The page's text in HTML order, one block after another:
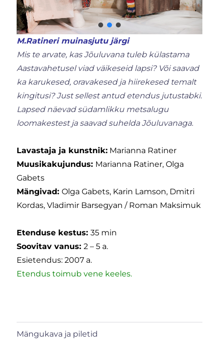
M.Ratineri muinasjutu järgi
Mis te arvate, kas Jõuluvana tuleb külastama
Aastavahetusel viad väikeseid lapsi? Või saavad
ka karukesed, oravakesed ja hiirekesed temalt
kingitusi? Just sellest antud etendus jutustabki.
Lapsed näevad südamlikku metsalugu
loomakestest ja saavad suhelda Jõuluvanaga.
Lavastaja ja kunstnik: Marianna Ratiner
Muusikakujundus: Marianna Ratiner, Olga
Gabets
Mängivad:Olga Gabets, Karin Lamson, Dmitri
Kordas, Vladimir Barsegyan / Roman Maksimuk
Etenduse kestus:35 min
Soovitav vanus:2 – 5 a.
Esietendus: 2007 a.
Etendus toimub vene keeles.
Mängukava ja piletid